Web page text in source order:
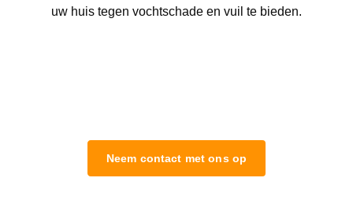
uw huis tegen vochtschade en vuil te bieden.
Neem contact met ons op